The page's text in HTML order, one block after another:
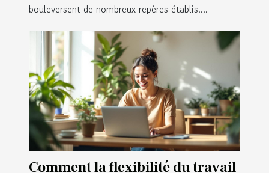
bouleversent de nombreux repères établis....
Comment la flexibilité du travail